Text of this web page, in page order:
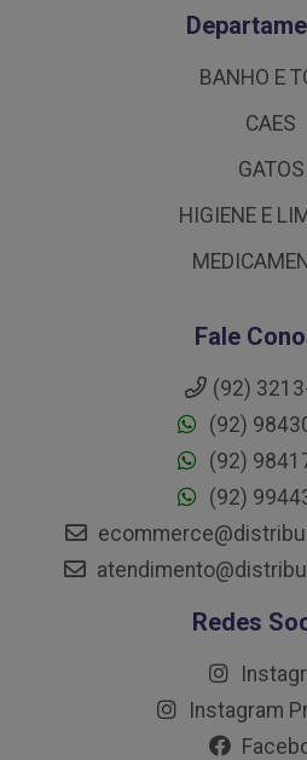
BANHO E
CAES
GATOS
HIGIENE E
Fale
(92)
(92)
(92)
(92)
Redes
Instagram